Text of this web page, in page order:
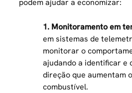
podem ajudar a economizar:
1. Monitoramento em
em sistemas de
monitorar o
ajudando a identificar e
direção que aumentam
combustível.